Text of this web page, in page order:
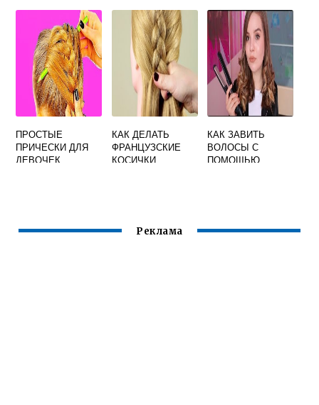
ПРОСТЫЕ
ПРИЧЕСКИ ДЛЯ
ДЕВОЧЕК
КАК ДЕЛАТЬ
ФРАНЦУЗСКИЕ
КОСИЧКИ
КАК ЗАВИТЬ
ВОЛОСЫ С
ПОМОЩЬЮ
Реклама